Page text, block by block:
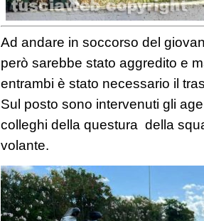
Ad andare in soccorso del
però sarebbe stato aggredito e
entrambi è stato necessario il
Sul posto sono intervenuti gli
colleghi della questura della
volante.